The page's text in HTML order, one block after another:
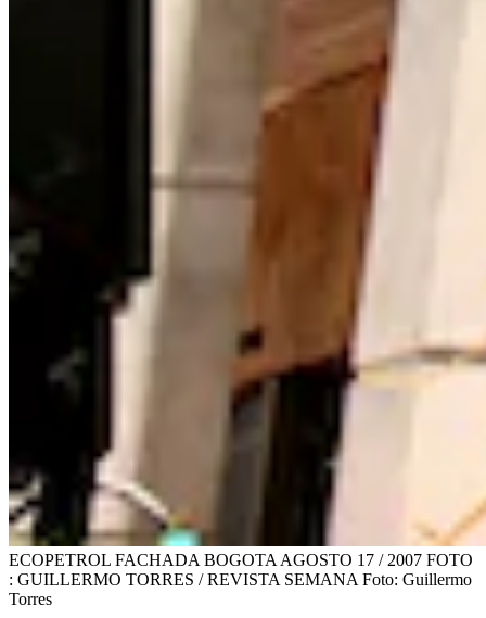
ECOPETROL FACHADA BOGOTA AGOSTO 17 / 2007 FOTO
: GUILLERMO TORRES / REVISTA SEMANA Foto: Guillermo
Torres